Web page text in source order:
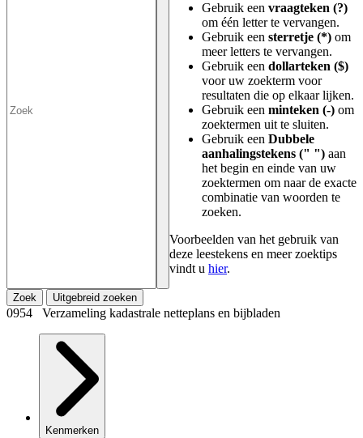
Gebruik een vraagteken (?)
om één letter te vervangen.
Gebruik een sterretje (*) om
meer letters te vervangen.
Gebruik een dollarteken ($)
voor uw zoekterm voor
resultaten die op elkaar lijken.
Gebruik een minteken (-) om
zoektermen uit te sluiten.
Gebruik een Dubbele
aanhalingstekens (" ") aan
het begin en einde van uw
zoektermen om naar de exacte
combinatie van woorden te
zoeken.
Voorbeelden van het gebruik van
deze leestekens en meer zoektips
vindt u hier.
Zoek Uitgebreid zoeken
0954 Verzameling kadastrale netteplans en bijbladen
Kenmerken